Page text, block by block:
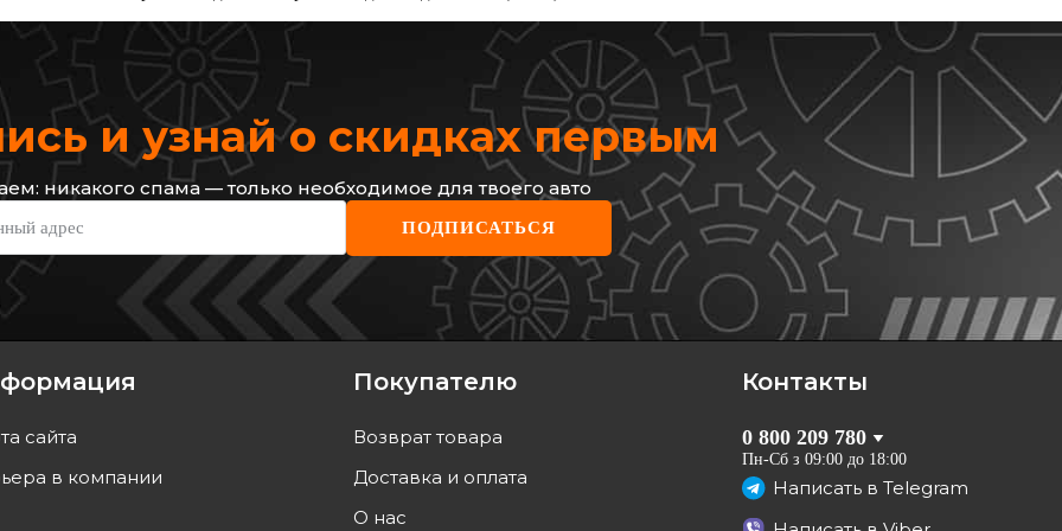
Код: BDC5164
2 317 грн
2 086 грн
Код: DDF1217C-1
2 687 грн
2 419 грн
и узнай о скидках первым
никакого спама — только необходимое для твоего авто
адрес ПОДПИСАТЬСЯ
Контакты
0 800 209 780
Пн-Сб з 09:00 до 18:00
Написать в Telegram
сайта
в компании
Покупателю
Возврат товара
Доставка и оплата
О нас